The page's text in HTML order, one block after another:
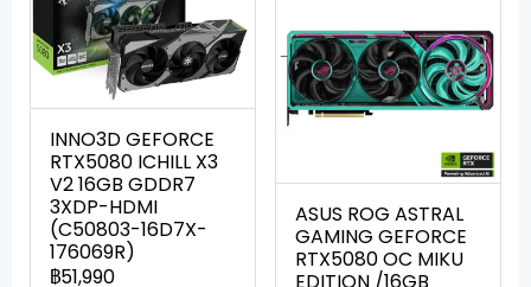
INNO3D GEFORCE
RTX5080 ICHILL X3
V2 16GB GDDR7
3XDP-HDMI
(C50803-16D7X-
176069R)
฿51,990
ASUS ROG ASTRAL
GAMING GEFORCE
RTX5080 OC MIKU